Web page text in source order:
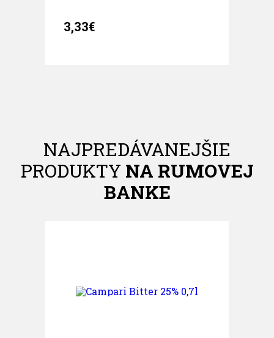
3,33€
NAJPREDÁVANEJŠIE
PRODUKTY NA RUMOVEJ
BANKE